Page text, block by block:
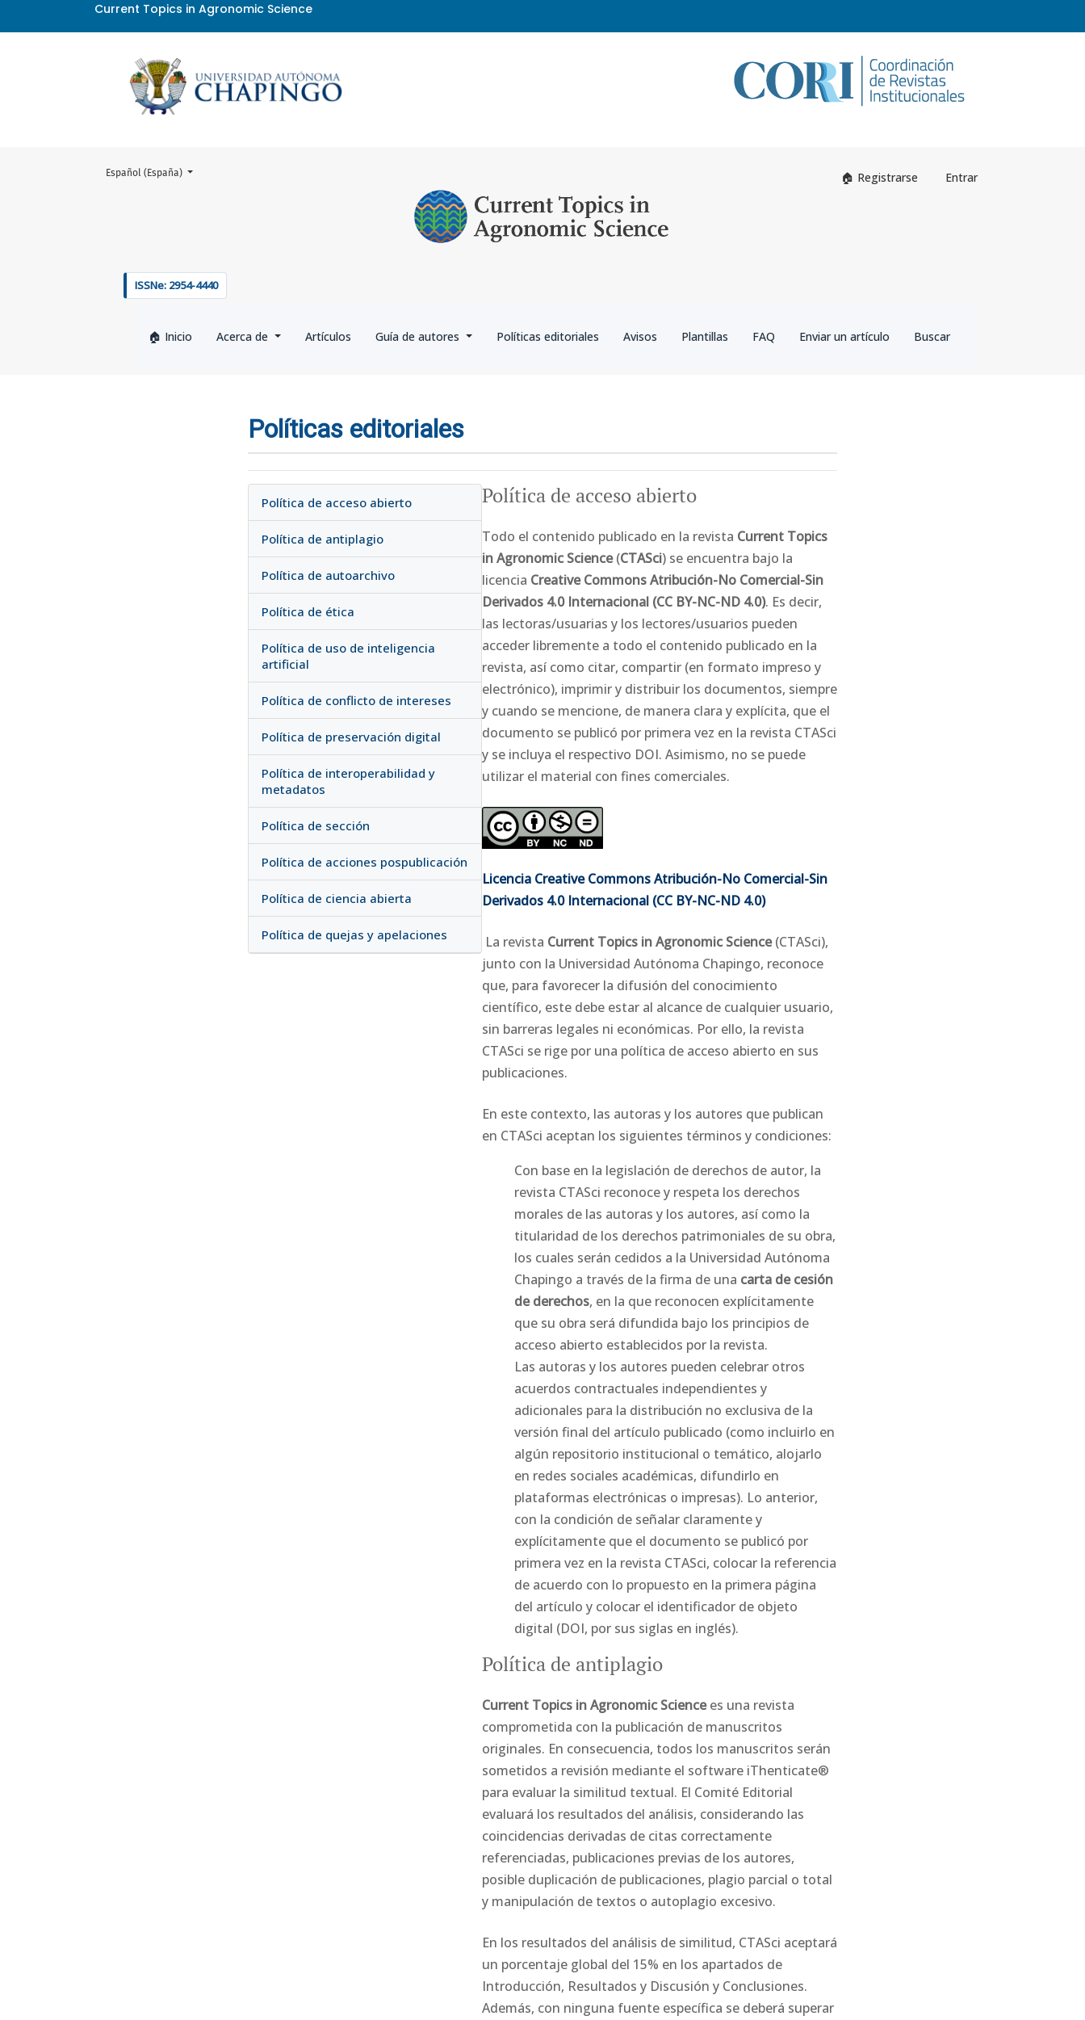
Current Topics in Agronomic Science
Políticas editoriales
ISSNe: 2954-4440
Inicio Acerca de Artículos Guía de autores Políticas editoriales Avisos Plantillas FAQ Enviar un artículo Buscar
Registrarse Entrar
Cambiar el idioma. El actual es:
Español (España)
Políticas editoriales
Política de acceso abierto
Política de antiplagio
Política de autoarchivo
Política de ética
Política de uso de inteligencia
artificial
Política de conflicto de intereses
Política de preservación digital
Política de interoperabilidad y
metadatos
Política de sección
Política de acciones pospublicación
Política de ciencia abierta
Política de quejas y apelaciones
Política de acceso abierto
Todo el contenido publicado en la revista Current Topics
in Agronomic Science(CTASci) se encuentra bajo la
licencia Creative Commons Atribución-No Comercial-Sin
Derivados 4.0 Internacional (CC BY-NC-ND 4.0). Es decir,
las lectoras/usuarias y los lectores/usuarios pueden
acceder libremente a todo el contenido publicado en la
revista, así como citar, compartir (en formato impreso y
electrónico), imprimir y distribuir los documentos, siempre
y cuando se mencione, de manera clara y explícita, que el
documento se publicó por primera vez en la revista CTASci
y se incluya el respectivo DOI. Asimismo, no se puede
utilizar el material con fines comerciales.
Licencia Creative Commons Atribución-No Comercial-Sin
Derivados 4.0 Internacional (CC BY-NC-ND 4.0)
La revista Current Topics in Agronomic Science(CTASci),
junto con la Universidad Autónoma Chapingo, reconoce
que, para favorecer la difusión del conocimiento
científico, este debe estar al alcance de cualquier usuario,
sin barreras legales ni económicas. Por ello, la revista
CTASci se rige por una política de acceso abierto en sus
publicaciones.
En este contexto, las autoras y los autores que publican
en CTASci aceptan los siguientes términos y condiciones:
Con base en la legislación de derechos de autor, la
revista CTASci reconoce y respeta los derechos
morales de las autoras y los autores, así como la
titularidad de los derechos patrimoniales de su obra,
los cuales serán cedidos a la Universidad Autónoma
Chapingo a través de la firma de una carta de cesión
de derechos, en la que reconocen explícitamente
que su obra será difundida bajo los principios de
acceso abierto establecidos por la revista.
Las autoras y los autores pueden celebrar otros
acuerdos contractuales independientes y
adicionales para la distribución no exclusiva de la
versión final del artículo publicado (como incluirlo en
algún repositorio institucional o temático, alojarlo
en redes sociales académicas, difundirlo en
plataformas electrónicas o impresas). Lo anterior,
con la condición de señalar claramente y
explícitamente que el documento se publicó por
primera vez en la revista CTASci, colocar la referencia
de acuerdo con lo propuesto en la primera página
del artículo y colocar el identificador de objeto
digital (DOI, por sus siglas en inglés).
Política de antiplagio
Current Topics in Agronomic Sciencees una revista
comprometida con la publicación de manuscritos
originales. En consecuencia, todos los manuscritos serán
sometidos a revisión mediante el software iThenticate®
para evaluar la similitud textual. El Comité Editorial
evaluará los resultados del análisis, considerando las
coincidencias derivadas de citas correctamente
referenciadas, publicaciones previas de los autores,
posible duplicación de publicaciones, plagio parcial o total
y manipulación de textos o autoplagio excesivo.
En los resultados del análisis de similitud, CTASci aceptará
un porcentaje global del 15% en los apartados de
Introducción, Resultados y Discusión y Conclusiones.
Además, con ninguna fuente específica se deberá superar